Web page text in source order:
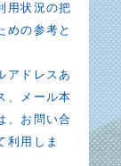
用状況の把
めの参考と
アドレスあ
、メール本
、お問い合
利用しま